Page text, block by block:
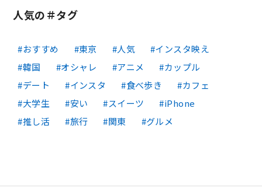
人気の＃タグ
おすすめ 東京 人気
インスタ映え
韓国
オシャレ アニメ
カップル
デート
インスタ 食べ歩き
カフェ
大学生
安い スイーツ
iPhone
推し活
旅行 関東 グルメ